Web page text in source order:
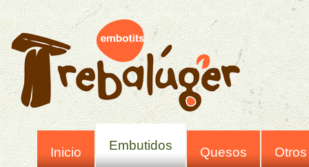
Inicio Embutidos Quesos